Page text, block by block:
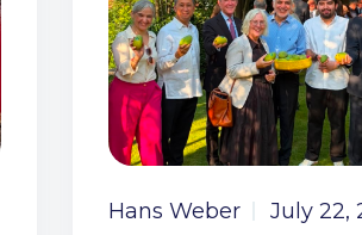
Hans Weber July 22,